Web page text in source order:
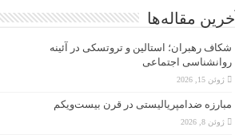
آخرین مقاله‌ها
شکاف رهبران؛ استالین و تروتسکی در آئینه
روانشناسی اجتماعی
ژوئن 15, 2026
مبارزه ضد‌امپریالیستی در قرن بیست‌ویکم
ژوئن 8, 2026